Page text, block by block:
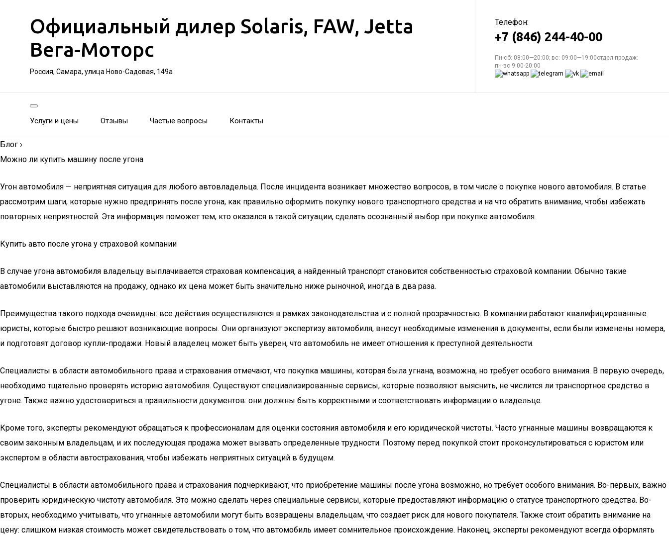
Официальный дилер Solaris, FAW, Jetta
Вега-Моторс
Россия, Самара, улица Ново-Садовая, 149а
Телефон:
+7 (846) 244-40-00
Пн-сб: 08:00—20:00; вс: 09:00—19:00отдел продаж:
пн-вс 9:00-20:00
Услуги и цены Отзывы Частые вопросы Контакты
Блог ›
Можно ли купить машину после угона
Угон автомобиля — неприятная ситуация для любого автовладельца. После инцидента возникает множество вопросов, в том числе о покупке нового автомобиля. В статье
рассмотрим шаги, которые нужно предпринять после угона, как правильно оформить покупку нового транспортного средства и на что обратить внимание, чтобы избежать
повторных неприятностей. Эта информация поможет тем, кто оказался в такой ситуации, сделать осознанный выбор при покупке автомобиля.
Купить авто после угона у страховой компании
В случае угона автомобиля владельцу выплачивается страховая компенсация, а найденный транспорт становится собственностью страховой компании. Обычно такие
автомобили выставляются на продажу, однако их цена может быть значительно ниже рыночной, иногда в два раза.
Преимущества такого подхода очевидны: все действия осуществляются в рамках законодательства и с полной прозрачностью. В компании работают квалифицированные
юристы, которые быстро решают возникающие вопросы. Они организуют экспертизу автомобиля, внесут необходимые изменения в документы, если были изменены номера,
и подготовят договор купли-продажи. Новый владелец может быть уверен, что автомобиль не имеет отношения к преступной деятельности.
Специалисты в области автомобильного права и страхования отмечают, что покупка машины, которая была угнана, возможна, но требует особого внимания. В первую очередь,
необходимо тщательно проверять историю автомобиля. Существуют специализированные сервисы, которые позволяют выяснить, не числится ли транспортное средство в
угоне. Также важно удостовериться в правильности документов: они должны быть корректными и соответствовать информации о владельце.
Кроме того, эксперты рекомендуют обращаться к профессионалам для оценки состояния автомобиля и его юридической чистоты. Часто угнанные машины возвращаются к
своим законным владельцам, и их последующая продажа может вызвать определенные трудности. Поэтому перед покупкой стоит проконсультироваться с юристом или
экспертом в области автострахования, чтобы избежать неприятных ситуаций в будущем.
Специалисты в области автомобильного права и страхования подчеркивают, что приобретение машины после угона возможно, но требует особого внимания. Во-первых, важно
проверить юридическую чистоту автомобиля. Это можно сделать через специальные сервисы, которые предоставляют информацию о статусе транспортного средства. Во-
вторых, необходимо учитывать, что угнанные автомобили могут быть возвращены владельцам, что создает риск для нового покупателя. Также стоит обратить внимание на
цену: слишком низкая стоимость может свидетельствовать о том, что автомобиль имеет сомнительное происхождение. Наконец, эксперты рекомендуют всегда оформлять